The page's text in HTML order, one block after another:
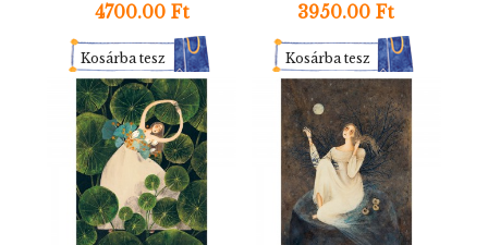
4700.00 Ft
Kosárba tesz
3950.00 Ft
Kosárba tesz